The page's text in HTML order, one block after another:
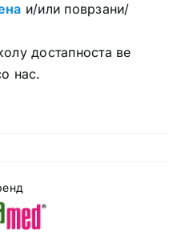
и/или поврзани/
достапноста ве
нас.